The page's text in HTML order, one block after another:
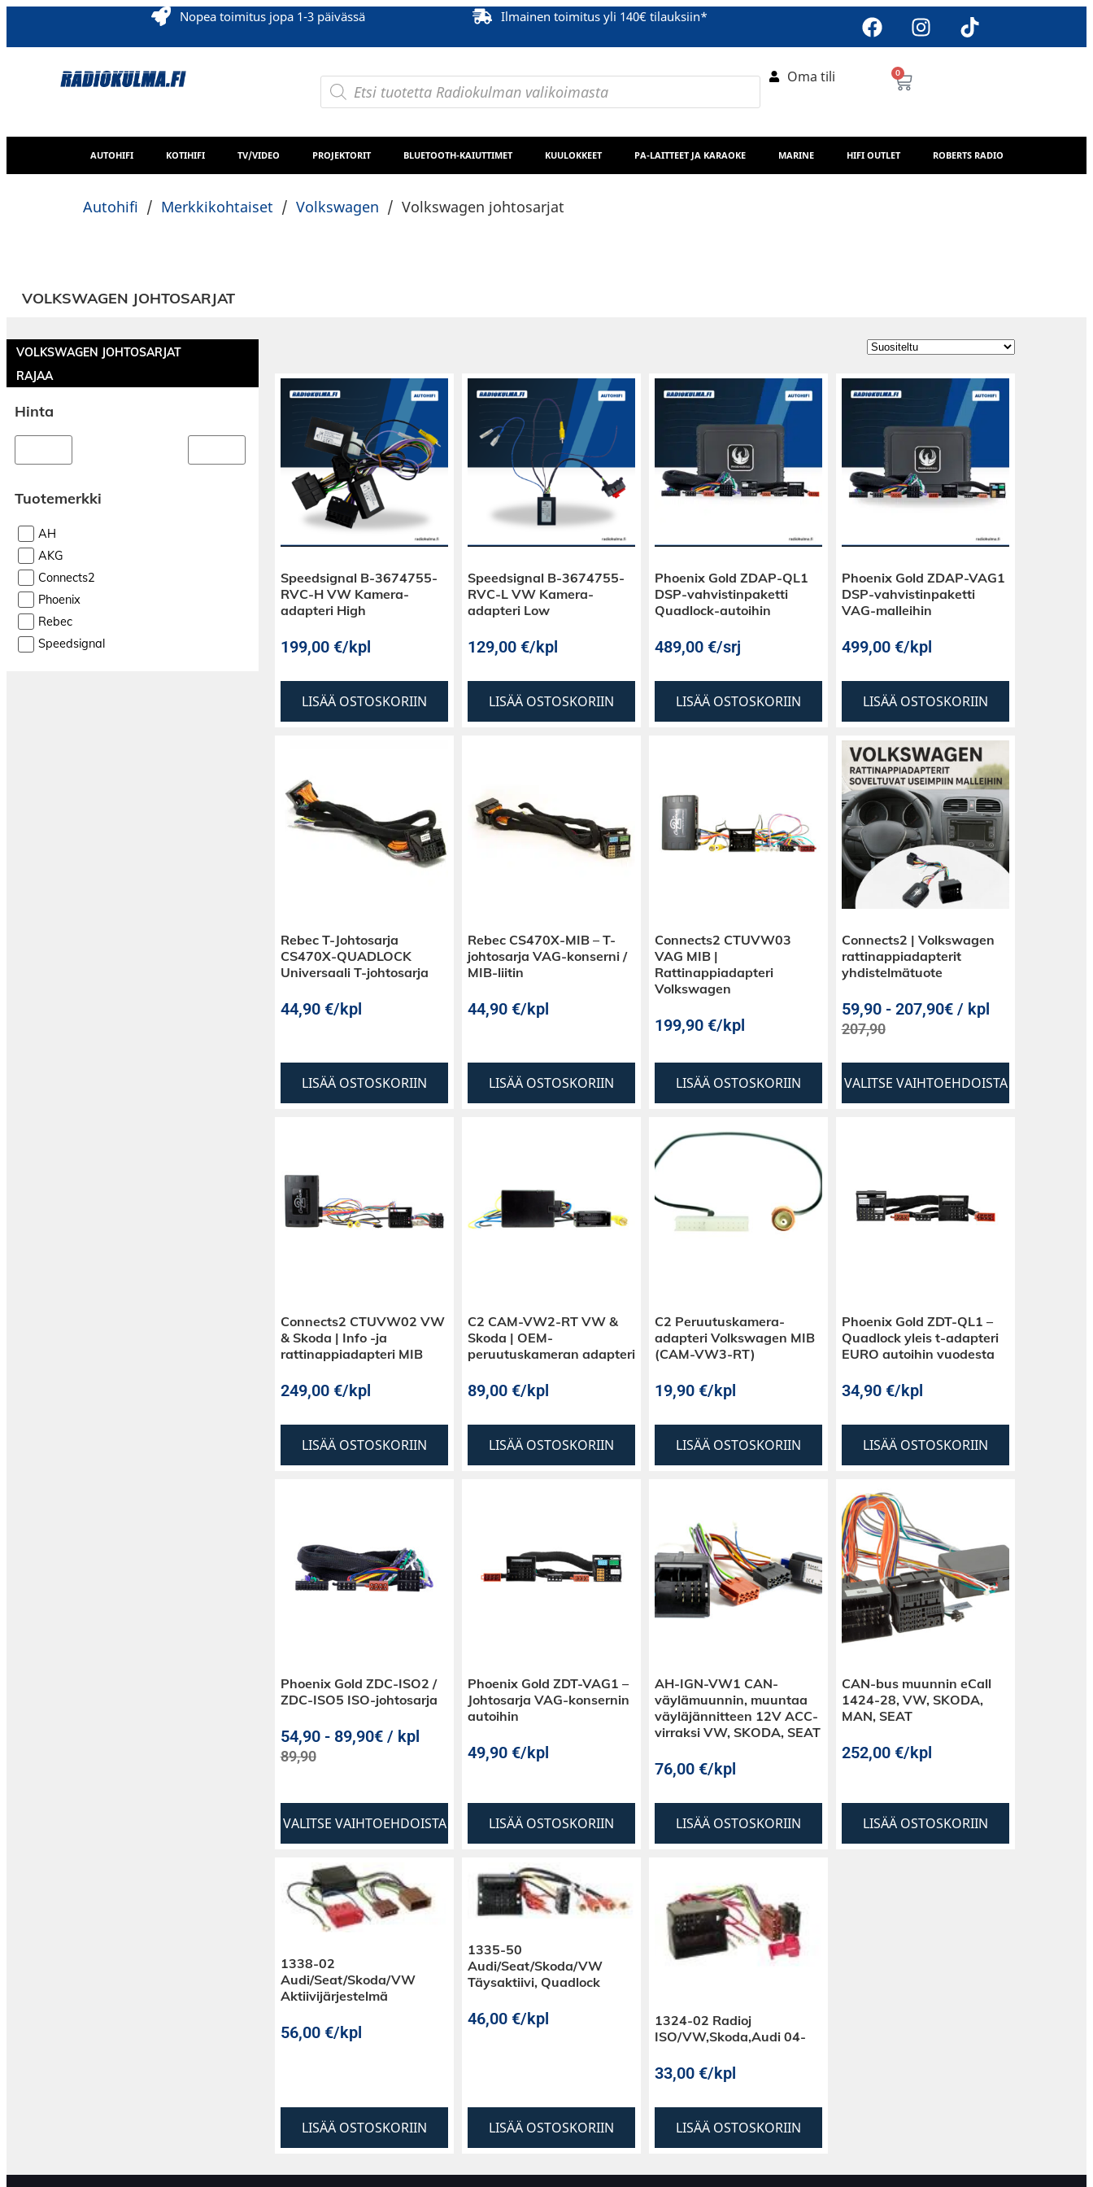
Nopea toimitus jopa 1-3 päivässä Ilmainen toimitus yli 140€ tilauksiin*
Oma tili 0
AUTOHIFI KOTIHIFI TV/VIDEO PROJEKTORIT BLUETOOTH-KAIUTTIMET KUULOKKEET PA-LAITTEET JA KARAOKE MARINE HIFI OUTLET ROBERTS RADIO
Autohifi / Merkkikohtaiset / Volkswagen / Volkswagen johtosarjat
VOLKSWAGEN JOHTOSARJAT
VOLKSWAGEN JOHTOSARJAT
RAJAA
Hinta
Tuotemerkki
AH
AKG
Connects2
Phoenix
Rebec
Speedsignal
Speedsignal B-3674755-
RVC-H VW Kamera-
adapteri High
199,00 €/kpl
LISÄÄ OSTOSKORIIN
Speedsignal B-3674755-
RVC-L VW Kamera-
adapteri Low
129,00 €/kpl
LISÄÄ OSTOSKORIIN
Phoenix Gold ZDAP-QL1
DSP-vahvistinpaketti
Quadlock-autoihin
489,00 €/srj
LISÄÄ OSTOSKORIIN
Phoenix Gold ZDAP-VAG1
DSP-vahvistinpaketti
VAG-malleihin
499,00 €/kpl
LISÄÄ OSTOSKORIIN
Rebec T-Johtosarja
CS470X-QUADLOCK
Universaali T-johtosarja
44,90 €/kpl
LISÄÄ OSTOSKORIIN
Rebec CS470X-MIB – T-
johtosarja VAG-konserni /
MIB-liitin
44,90 €/kpl
LISÄÄ OSTOSKORIIN
Connects2 CTUVW03
VAG MIB |
Rattinappiadapteri
Volkswagen
199,90 €/kpl
LISÄÄ OSTOSKORIIN
Connects2 | Volkswagen
rattinappiadapterit
yhdistelmätuote
59,90- 207,90€ / kpl
207,90
VALITSE VAIHTOEHDOISTA
Connects2 CTUVW02 VW
& Skoda | Info -ja
rattinappiadapteri MIB
249,00 €/kpl
LISÄÄ OSTOSKORIIN
C2 CAM-VW2-RT VW &
Skoda | OEM-
peruutuskameran adapteri
89,00 €/kpl
LISÄÄ OSTOSKORIIN
C2 Peruutuskamera-
adapteri Volkswagen MIB
(CAM-VW3-RT)
19,90 €/kpl
LISÄÄ OSTOSKORIIN
Phoenix Gold ZDT-QL1 –
Quadlock yleis t-adapteri
EURO autoihin vuodesta
34,90 €/kpl
LISÄÄ OSTOSKORIIN
Phoenix Gold ZDC-ISO2 /
ZDC-ISO5 ISO-johtosarja
54,90- 89,90€ / kpl
89,90
VALITSE VAIHTOEHDOISTA
Phoenix Gold ZDT-VAG1 –
Johtosarja VAG-konsernin
autoihin
49,90 €/kpl
LISÄÄ OSTOSKORIIN
AH-IGN-VW1 CAN-
väylämuunnin, muuntaa
väyläjännitteen 12V ACC-
virraksi VW, SKODA, SEAT
76,00 €/kpl
LISÄÄ OSTOSKORIIN
CAN-bus muunnin eCall
1424-28, VW, SKODA,
MAN, SEAT
252,00 €/kpl
LISÄÄ OSTOSKORIIN
1338-02
Audi/Seat/Skoda/VW
Aktiivijärjestelmä
56,00 €/kpl
LISÄÄ OSTOSKORIIN
1335-50
Audi/Seat/Skoda/VW
Täysaktiivi, Quadlock
46,00 €/kpl
LISÄÄ OSTOSKORIIN
1324-02 Radioj
ISO/VW,Skoda,Audi 04-
33,00 €/kpl
LISÄÄ OSTOSKORIIN